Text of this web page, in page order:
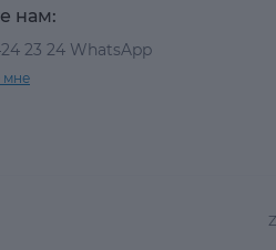
нам:
23 24 WhatsApp
мне